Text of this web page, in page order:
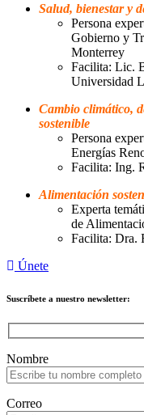
Salud, bienestar y
Persona
Gobierno y
Monterrey
Facilita: Lic.
Universidad
Cambio climático,
sostenible
Persona
Energías
Facilita: Ing.
Alimentación
Experta
de
Facilita: Dra.
Únete
Suscríbete a nuestro newsletter:
Please leave this field
Nombre
Correo